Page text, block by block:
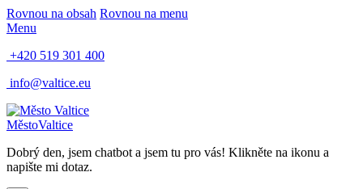
Rovnou na obsah Rovnou na menu
Menu
+420 519 301 400
info@valtice.eu
MěstoValtice
Dobrý den, jsem chatbot a jsem tu pro vás! Klikněte na ikonu a
napište mi dotaz.